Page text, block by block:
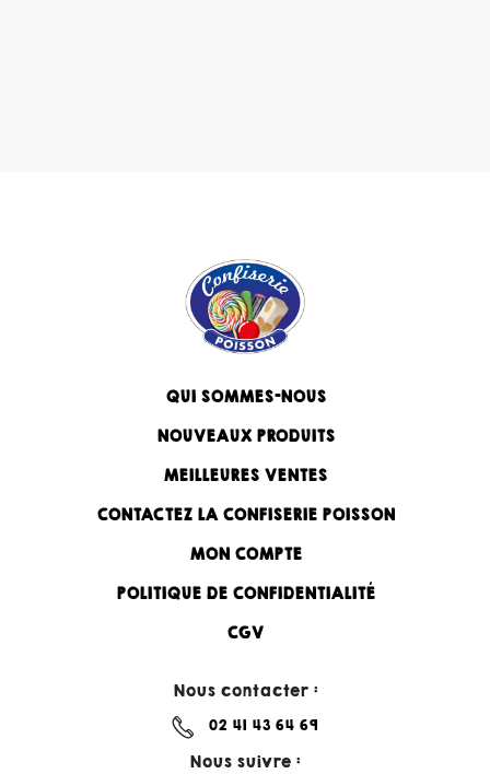
QUI SOMMES-NOUS
NOUVEAUX PRODUITS
MEILLEURES VENTES
CONTACTEZ LA CONFISERIE POISSON
MON COMPTE
POLITIQUE DE CONFIDENTIALITÉ
CGV
Nous contacter :
02 41 43 64 69
Nous suivre :